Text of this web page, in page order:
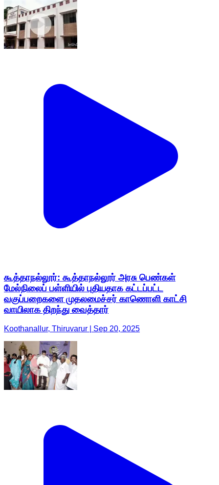
கூத்தாநல்லூர்: கூத்தாநல்லூர் அரசு பெண்கள்
மேல்நிலைப் பள்ளியில் புதியதாக கட்டப்பட்ட
வகுப்பறைகளை முதலமைச்சர் காணொளி காட்சி
வாயிலாக திறந்து வைத்தார்
Koothanallur, Thiruvarur | Sep 20, 2025